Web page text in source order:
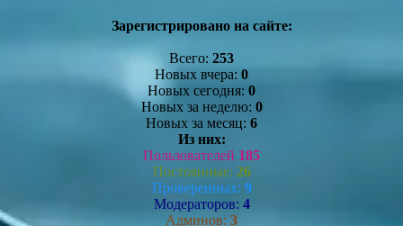
Зарегистрировано на сайте:
Всего: 253
Новых вчера: 0
Новых сегодня: 0
Новых за неделю: 0
Новых за месяц: 6
Из них:
Пользователей 185
Постоянные: 26
Проверенных: 9
Модераторов: 4
Админов: 3